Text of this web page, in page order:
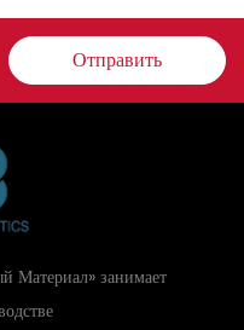
Отправить
Материал» занимает